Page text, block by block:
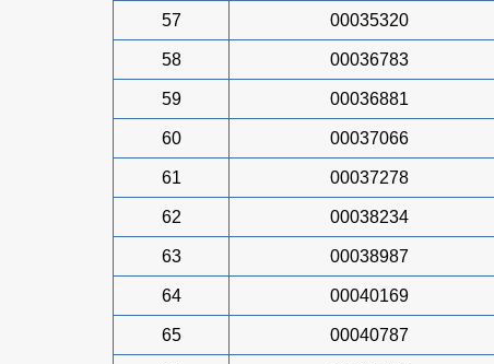
57 00035320
58 00036783
59 00036881
60 00037066
61 00037278
62 00038234
63 00038987
64 00040169
65 00040787